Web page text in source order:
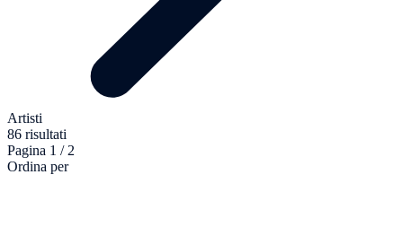
Artisti
86 risultati
Pagina 1 / 2
Ordina per